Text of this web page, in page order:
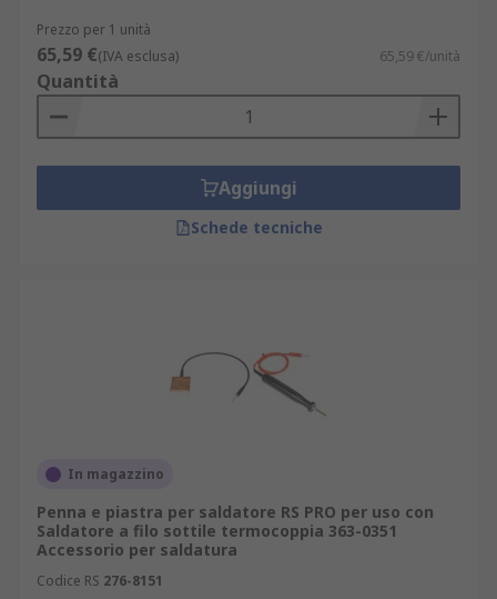
Prezzo per 1 unità
65,59 €(IVA esclusa) 65,59 €/unità
Quantità
Aggiungi
Schede tecniche
In magazzino
Penna e piastra per saldatore RS PRO per uso con
Saldatore a filo sottile termocoppia 363-0351
Accessorio per saldatura
Codice RS 276-8151